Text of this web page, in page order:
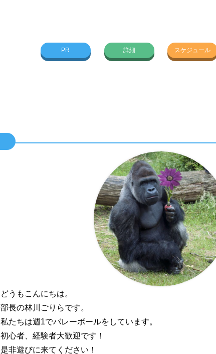
PR 詳細 スケジュール
どうもこんにちは。
部長の林川ごりらです。
私たちは週1でバレーボールをしています。
初心者、経験者大歓迎です！
是非遊びに来てください！